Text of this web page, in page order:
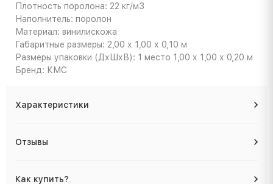
Плотность поролона: 22 кг/м3
Наполнитель: поролон
Материал: винилискожа
Габаритные размеры: 2,00 х 1,00 х 0,10 м
Размеры упаковки (ДхШхВ): 1 место 1,00 х 1,00 х 0,20 м
Бренд: КМС
Характеристики
Отзывы
Как купить?